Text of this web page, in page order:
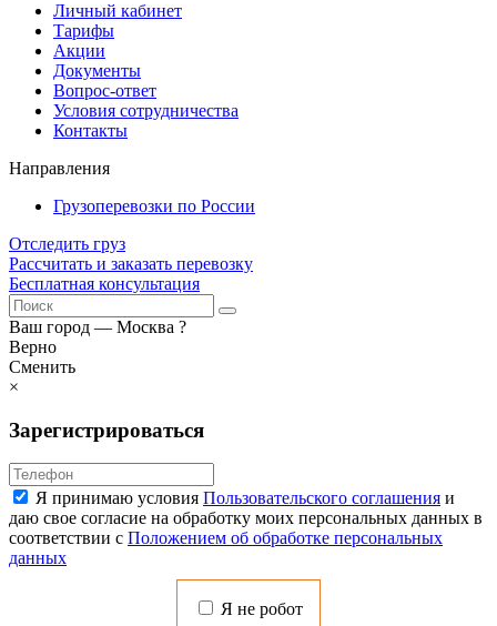
Личный кабинет
Тарифы
Акции
Документы
Вопрос-ответ
Условия сотрудничества
Контакты
Направления
Грузоперевозки по России
Отследить груз
Рассчитать и заказать перевозку
Бесплатная консультация
Ваш город — Москва ?
Верно
Сменить
×
Зарегистрироваться
Я принимаю условия Пользовательского соглашения и
даю свое согласие на обработку моих персональных данных в
соответствии с Положением об обработке персональных
данных
Я не робот